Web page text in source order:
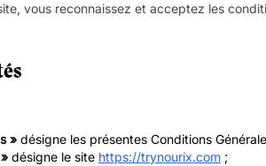
vous reconnaissez et acceptez les
» désigne les présentes Conditions
désigne le site https://trynourix.com ;